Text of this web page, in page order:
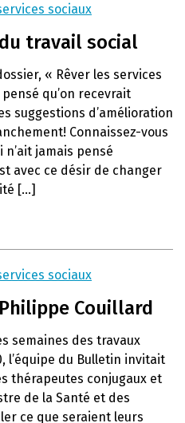
sociaux
travail social
« Rêver les services
qu’on recevrait
suggestions d’amélioration
Connaissez-vous
jamais pensé
avec ce désir de changer
[...]
sociaux
Couillard
semaines des travaux
l’équipe du Bulletin invitait
thérapeutes conjugaux et
de la Santé et des
ce que seraient leurs